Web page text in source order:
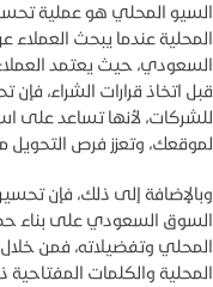
السيو المحلي هو عملية
المحلية عندما يبحث
السعودي، حيث يعتمد
قبل اتخاذ قرارات الشراء،
للشركات، لأنها تساعد على
لموقعك، وتعزز فرص التحويل
السوق السعودي على بناء
المحلي وتفضيلاته، فمن
المحلية والكلمات